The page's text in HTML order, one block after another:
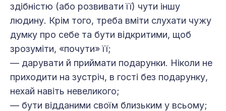
здібністю (або розвивати її) чути іншу
людину. Крім того, треба вміти слухати чужу
думку про себе та бути відкритими, щоб
зрозуміти, «почути» її;
— дарувати й приймати подарунки. Ніколи не
приходити на зустріч, в гості без подарунку,
нехай навіть невеликого;
— бути відданими своїм близьким у всьому;